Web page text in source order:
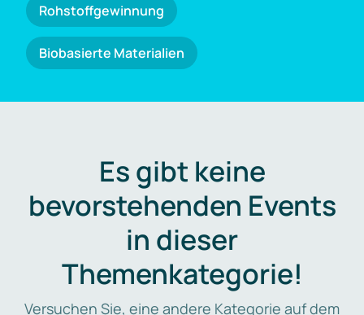
Rohstoffgewinnung
Biobasierte Materialien
Es gibt keine
bevorstehenden Events
in dieser
Themenkategorie!
Versuchen Sie, eine andere Kategorie auf dem